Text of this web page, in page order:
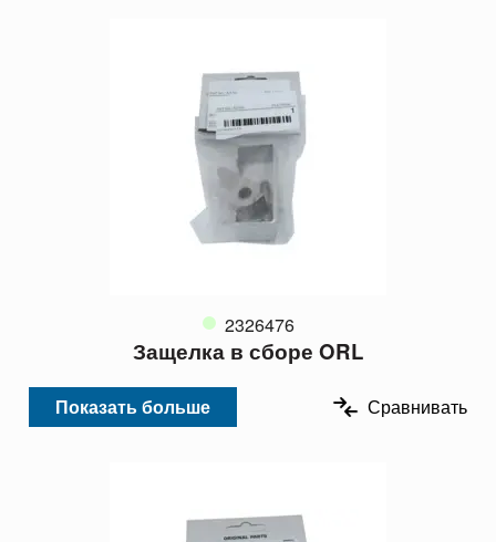
2326476
Защелка в сборе ORL
Показать больше Сравнивать